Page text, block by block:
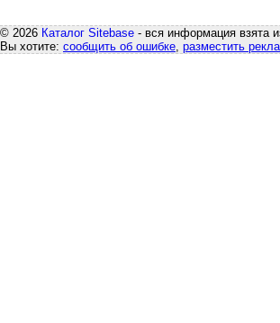
© 2026 Каталог Sitebase - вся информация взята
Вы хотите: сообщить об ошибке, разместить